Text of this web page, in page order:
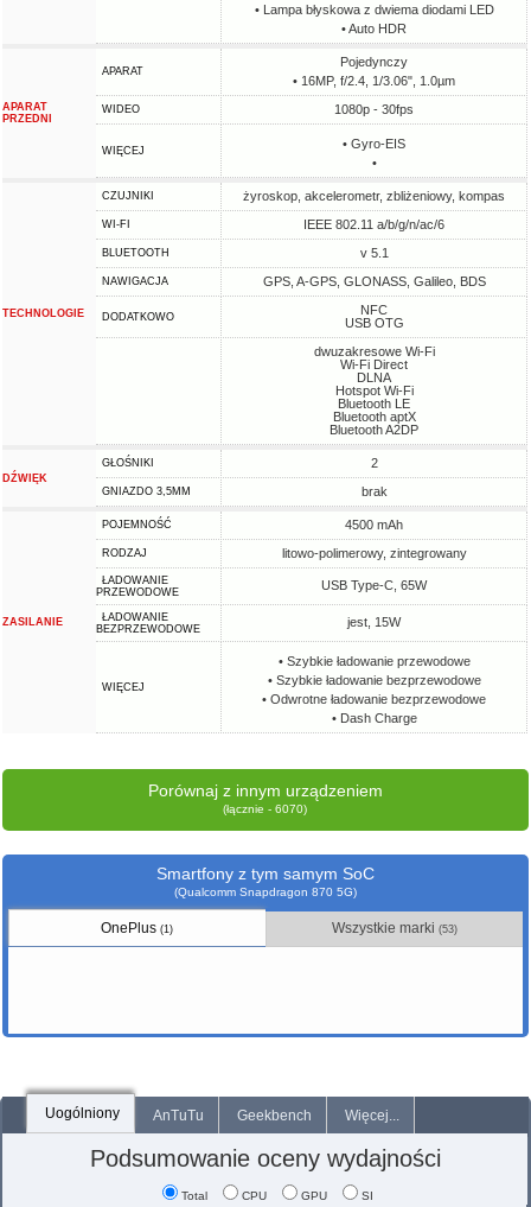
• Lampa błyskowa z dwiema diodami LED
• Auto HDR
APARAT
PRZEDNI
APARAT
Pojedynczy
• 16MP, f/2.4, 1/3.06", 1.0µm
WIDEO 1080p - 30fps
WIĘCEJ
• Gyro-EIS
•
TECHNOLOGIE
CZUJNIKI żyroskop, akcelerometr, zbliżeniowy, kompas
WI-FI IEEE 802.11 a/b/g/n/ac/6
BLUETOOTH v 5.1
NAWIGACJA GPS, A-GPS, GLONASS, Galileo, BDS
DODATKOWO
NFC
USB OTG
dwuzakresowe Wi-Fi
Wi-Fi Direct
DLNA
Hotspot Wi-Fi
Bluetooth LE
Bluetooth aptX
Bluetooth A2DP
DŹWIĘK
GŁOŚNIKI 2
GNIAZDO 3,5MM brak
ZASILANIE
POJEMNOŚĆ 4500 mAh
RODZAJ litowo-polimerowy, zintegrowany
ŁADOWANIE
PRZEWODOWE
USB Type-C, 65W
ŁADOWANIE
BEZPRZEWODOWE
jest, 15W
WIĘCEJ
• Szybkie ładowanie przewodowe
• Szybkie ładowanie bezprzewodowe
• Odwrotne ładowanie bezprzewodowe
• Dash Charge
Porównaj z innym urządzeniem
(łącznie - 6070)
Smartfony z tym samym SoC
(Qualcomm Snapdragon 870 5G)
OnePlus(1) Wszystkie marki (53)
Uogólniony AnTuTu Geekbench Więcej...
Podsumowanie oceny wydajności
Total CPU GPU SI